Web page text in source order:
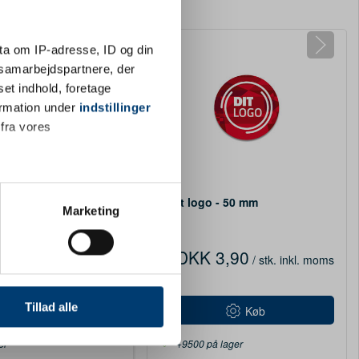
om IP-adresse, ID og din
der
indhold, foretage
under indstillinger
vores
og til at analysere
for sociale medier,
oplysninger, du har givet
Marketing
Tillad alle
/ stk.inkl.
Køb
Eget logo - 50 mm
DKK 3,90 / stk. inkl. moms
Køb
+9500 på lager